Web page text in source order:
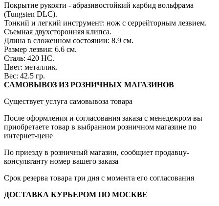
Покрытие рукояти - абразивостойкий карбид вольфрама
(Tungsten DLC).
Тонкий и легкий инструмент: нож с серрейторным лезвием.
Съемная двухсторонняя клипса.
Длина в сложенном состоянии: 8.9 см.
Размер лезвия: 6.6 см.
Сталь: 420 HC.
Цвет: металлик.
Вес: 42.5 гр.
САМОВЫВОЗ ИЗ РОЗНИЧНЫХ МАГАЗИНОВ
Существует услуга самовывоза товара
После оформления и согласования заказа с менедежром вы
приобретаете товар в выбранном розничном магазине по
интернет-цене
По приезду в розничный магазин, сообщиет продавцу-
консультанту номер вашего заказа
Срок резерва товара три дня с момента его согласования
ДОСТАВКА КУРЬЕРОМ ПО МОСКВЕ